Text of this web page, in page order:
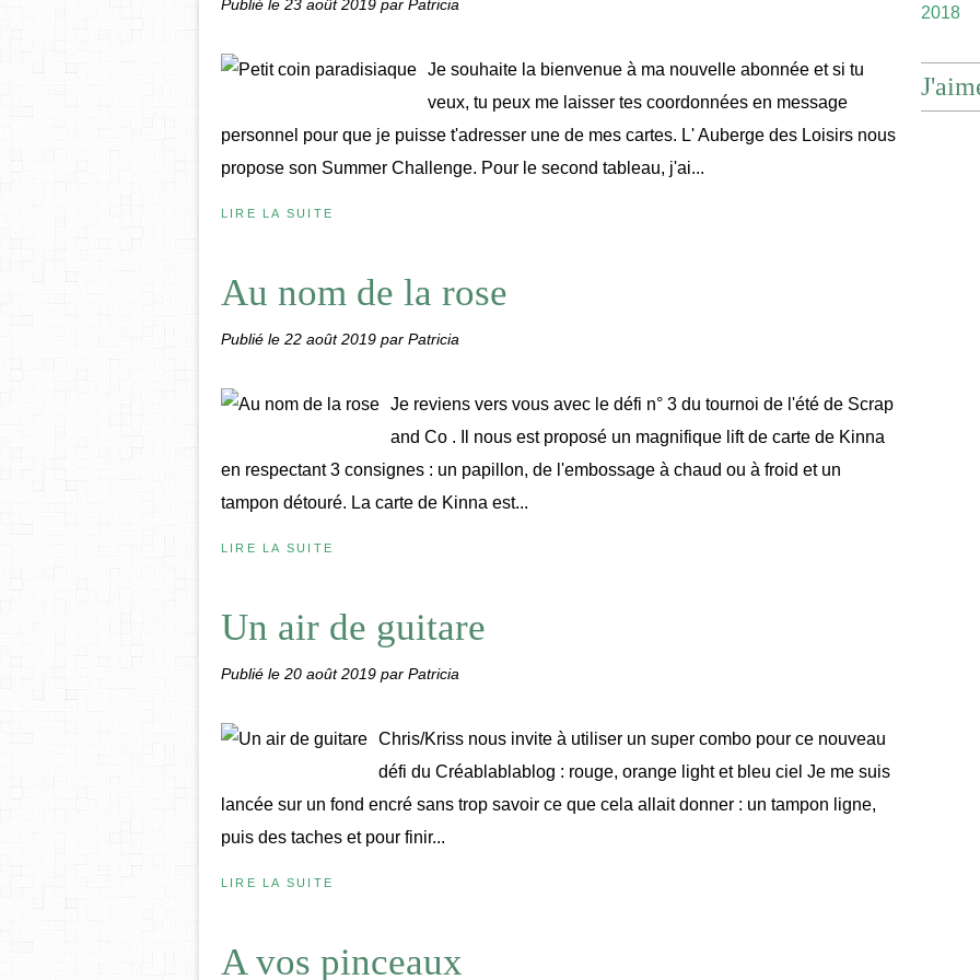
Publié le 23 août 2019 par Patricia
Je souhaite la bienvenue à ma nouvelle abonnée et si tu
veux, tu peux me laisser tes coordonnées en message
personnel pour que je puisse t'adresser une de mes cartes. L' Auberge des Loisirs nous
propose son Summer Challenge. Pour le second tableau, j'ai...
LIRE LA SUITE
Au nom de la rose
Publié le 22 août 2019 par Patricia
Je reviens vers vous avec le défi n° 3 du tournoi de l'été de Scrap
and Co . Il nous est proposé un magnifique lift de carte de Kinna
en respectant 3 consignes : un papillon, de l'embossage à chaud ou à froid et un
tampon détouré. La carte de Kinna est...
LIRE LA SUITE
Un air de guitare
Publié le 20 août 2019 par Patricia
Chris/Kriss nous invite à utiliser un super combo pour ce nouveau
défi du Créablablablog : rouge, orange light et bleu ciel Je me suis
lancée sur un fond encré sans trop savoir ce que cela allait donner : un tampon ligne,
puis des taches et pour finir...
LIRE LA SUITE
A vos pinceaux
2018